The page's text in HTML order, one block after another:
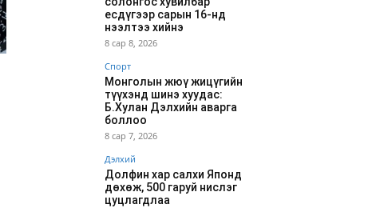
есдүгээр сарын 16-нд
нээлтээ хийнэ
8 сар 8, 2026
Спорт
Монголын жюү жицүгийн
түүхэнд шинэ хуудас:
Б.Хулан Дэлхийн аварга
боллоо
8 сар 7, 2026
Дэлхий
Долфин хар салхи Японд
дөхөж, 500 гаруй нислэг
цуцлагдлаа